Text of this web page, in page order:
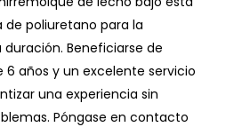
poliuretano para la
Beneficiarse de
años y un excelente servicio
una experiencia sin
Póngase en contacto